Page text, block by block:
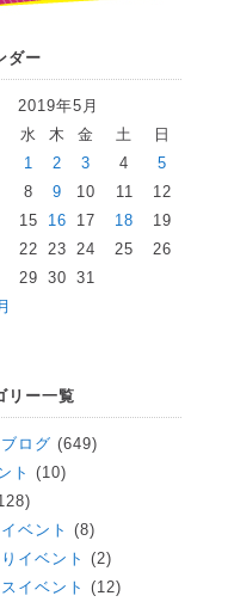
ダー
2019年5月
水 木 金 土 日
1 2 3 4
5
8 9 10 11
12
15 16 17 18
19
22 23 24 25
26
29 30 31
リー一覧
ログ (649)
ト (10)
ベント (8)
イベント (2)
イベント (12)